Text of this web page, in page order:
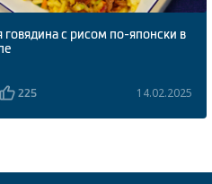
с рисом по-японски в
225 14.02.2025